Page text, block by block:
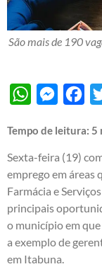
São mais de 190
WhatsApp
Tempo de leitura: 5
Sexta-feira (19)
emprego em áreas
Farmácia e
principais
o município em
a exemplo de
em Itabuna.